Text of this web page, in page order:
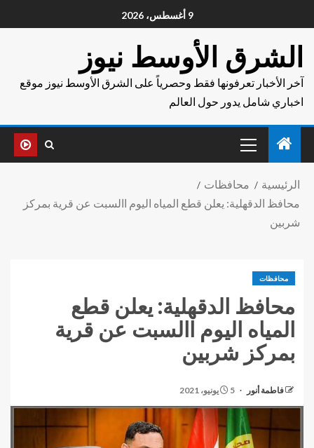
9 أغسطس، 2026
الشرق الأوسط نيوز
آخر الأخبار تعرفونها فقط وحصرياً على الشرق الأوسط نيوز موقع
اخباري شامل يدور حول العالم
الرئيسية
محافظات
محافظ الدقهلية: يعلن قطع المياه اليوم االسبت عن قرية بمركز
شربين
محافظات
محافظ الدقهلية: يعلن قطع
المياه اليوم االسبت عن قرية
بمركز شربين
فاطمة أنور 5 يونيو، 2021